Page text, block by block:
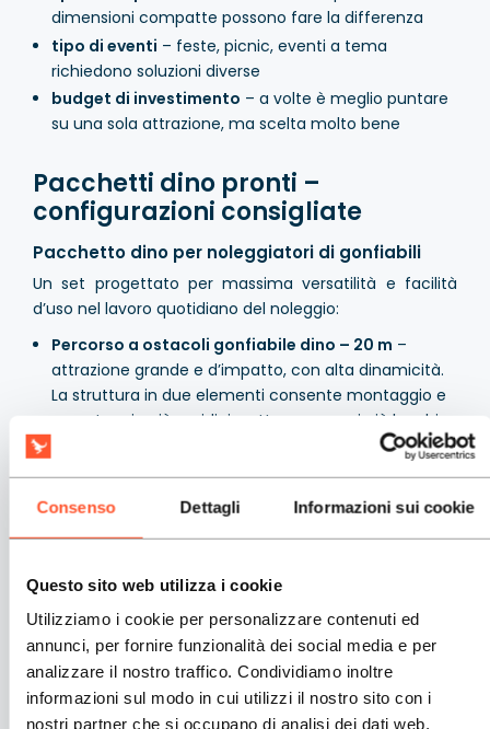
Consenso Dettagli Informazioni sui cookie
Questo sito web utilizza i cookie
Utilizziamo i cookie per personalizzare contenuti ed
annunci, per fornire funzionalità dei social media e per
analizzare il nostro traffico. Condividiamo inoltre
informazioni sul modo in cui utilizzi il nostro sito con i
nostri partner che si occupano di analisi dei dati web,
dimensioni compatte possono fare la differenza
tipo di eventi – feste, picnic, eventi a tema
richiedono soluzioni diverse
budget di investimento – a volte è meglio puntare
su una sola attrazione, ma scelta molto bene
Pacchetti dino pronti –
configurazioni consigliate
Pacchetto dino per noleggiatori di gonfiabili
Un set progettato per massima versatilità e facilità
d’uso nel lavoro quotidiano del noleggio:
Percorso a ostacoli gonfiabile dino – 20 m –
attrazione grande e d’impatto, con alta dinamicità.
La struttura in due elementi consente montaggio e
smontaggio più rapidi rispetto a percorsi più lunghi e
Scivolo doppio aperto a tema dinosauri– due
corsie garantiscono un’elevata capacità. La
struttura aperta, senza barriere in ingresso e uscita,
Scivolo acquatico con area salto dino
giornate calde si riempie d’acqua, fuori stagione può
essere usata come piscina asciutta con palline. Il
formato compatto consente l’uso anche in
ambienti interni con altezza minima di 3,2 m.